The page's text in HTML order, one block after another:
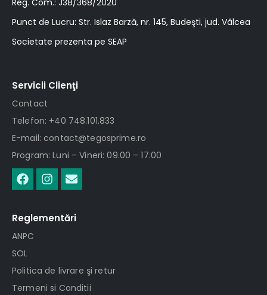
Reg. Com.: J38/368/2020
Punct de Lucru: Str. Islaz Barză, nr. 145, Budeşti, jud. Vâlcea
Societate prezenta pe SEAP
Servicii Clienţi
Contact
Telefon: +40 748.101.833
E-mail: contact@tegosprime.ro
Program: Luni – Vineri: 09.00 – 17.00
Reglementări
ANPC
SOL
Politica de livrare şi retur
Termeni si Conditii